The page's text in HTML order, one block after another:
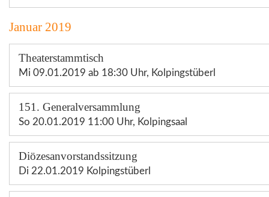
Januar 2019
Theaterstammtisch
Mi 09.01.2019 ab 18:30 Uhr, Kolpingstüberl
151. Generalversammlung
So 20.01.2019 11:00 Uhr, Kolpingsaal
Diözesanvorstandssitzung
Di 22.01.2019 Kolpingstüberl